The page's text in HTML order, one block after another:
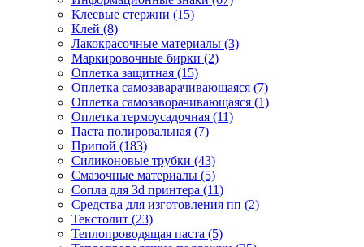
Клеевые стержни (15)
Клей (8)
Лакокрасочные материалы (3)
Маркировочные бирки (2)
Оплетка защитная (15)
Оплетка самозаварачивающаяся (7)
Оплетка самозаворачивающаяся (1)
Оплетка термоусадочная (11)
Паста полировальная (7)
Припой (183)
Силиконовые трубки (43)
Смазочные материалы (5)
Сопла для 3d принтера (11)
Средства для изготовления пп (2)
Текстолит (23)
Теплопроводящая паста (5)